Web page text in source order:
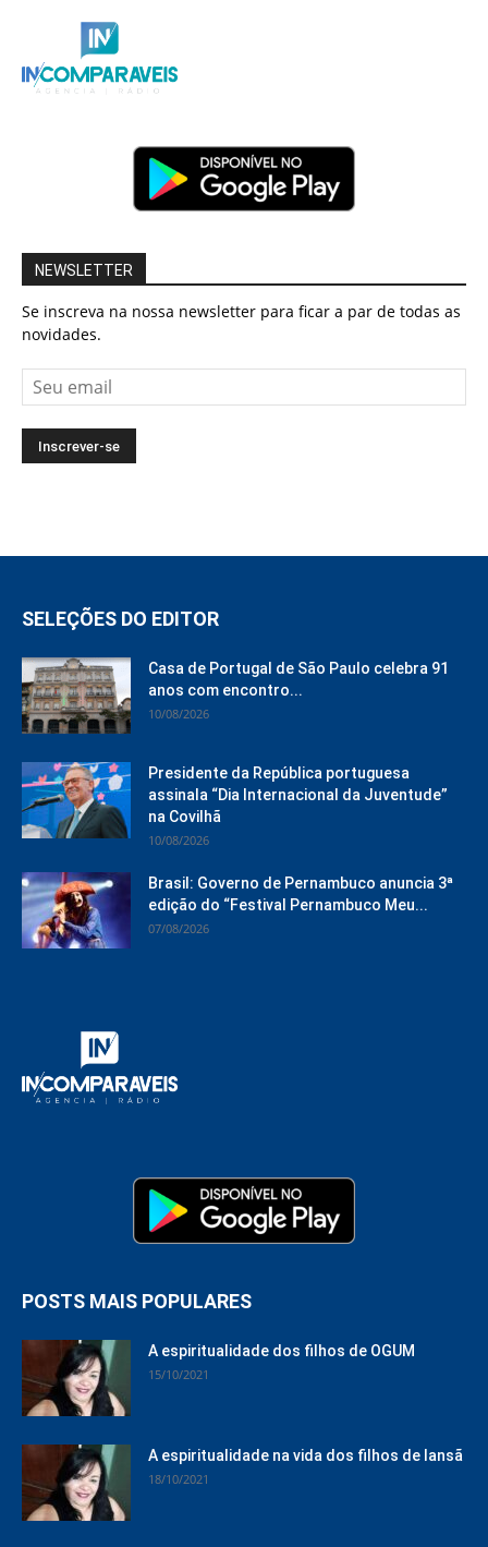
NEWSLETTER
Se inscreva na nossa newsletter para ficar a par de todas as
novidades.
SELEÇÕES DO EDITOR
Casa de Portugal de São Paulo celebra 91
anos com encontro...
10/08/2026
Presidente da República portuguesa
assinala “Dia Internacional da Juventude”
na Covilhã
10/08/2026
Brasil: Governo de Pernambuco anuncia 3ª
edição do “Festival Pernambuco Meu...
07/08/2026
POSTS MAIS POPULARES
A espiritualidade dos filhos de OGUM
15/10/2021
A espiritualidade na vida dos filhos de Iansã
18/10/2021